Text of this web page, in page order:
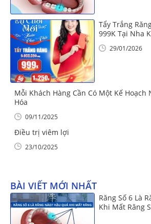
Tẩy Trắng
999K Tại Nha
29/01/2026
Mỗi Khách Hàng Cần Có Một Kế Hoạch
Hóa
09/11/2025
Điều trị viêm lợi
23/10/2025
BÀI VIẾT MỚI NHẤT
Răng Số 6 Là
Khi Mất Răng